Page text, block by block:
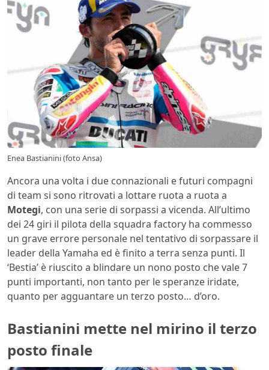
Enea Bastianini (foto Ansa)
Ancora una volta i due connazionali e futuri compagni
di team si sono ritrovati a lottare ruota a ruota a
Motegi, con una serie di sorpassi a vicenda. All’ultimo
dei 24 giri il pilota della squadra factory ha commesso
un grave errore personale nel tentativo di sorpassare il
leader della Yamaha ed è finito a terra senza punti. Il
‘Bestia’ è riuscito a blindare un nono posto che vale 7
punti importanti, non tanto per le speranze iridate,
quanto per agguantare un terzo posto… d’oro.
Bastianini mette nel mirino il terzo
posto finale